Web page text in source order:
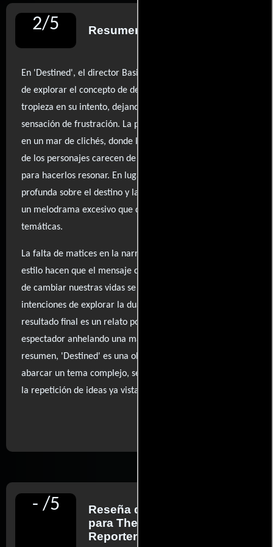
2/5 Resumen de reseñas
En 'Destined', el director Basir se enfrenta a la ambición
de explorar el concepto de destinos paralelos, pero
tropieza en su intento, dejando al espectador con una
sensación de frustración. La película se siente atrapada
en un mar de clichés, donde las decisiones y los caminos
de los personajes carecen de la originalidad necesaria
para hacerlos resonar. En lugar de ofrecer una reflexión
profunda sobre el destino y las elecciones, se adentra en
un melodrama excesivo que diluye sus preocupaciones
temáticas.
La falta de matices en la narración y una ejecución sin
estilo hacen que el mensaje central sobre la posibilidad
de cambiar nuestras vidas se difumine. A pesar de las
intenciones de explorar la dualidad de las elecciones, el
resultado final es un relato poco inspirado que deja al
espectador anhelando una mayor profundidad. En
resumen, 'Destined' es una obra que, en su búsqueda por
abarcar un tema complejo, se queda corta y se pierde en
la repetición de ideas ya vistas.
- /5 Reseña de
para The Hollywood
Reporter